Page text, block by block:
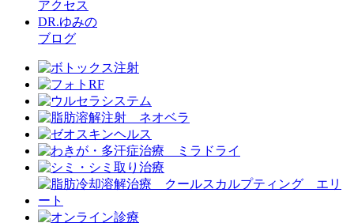
アクセス
DR.ゆみの
ブログ